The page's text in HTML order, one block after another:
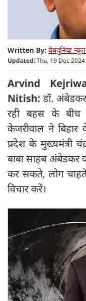
Written By: वेबदुनिया
Updated:Thu, 19 Dec
Arvind
Nitish:डॉ.
रही बहस के बीच
केजरीवाल ने
प्रदेश के मुख्यमंत्री
बाबा साहब अंबेडकर
कर सकते, लोग
विचार करें।